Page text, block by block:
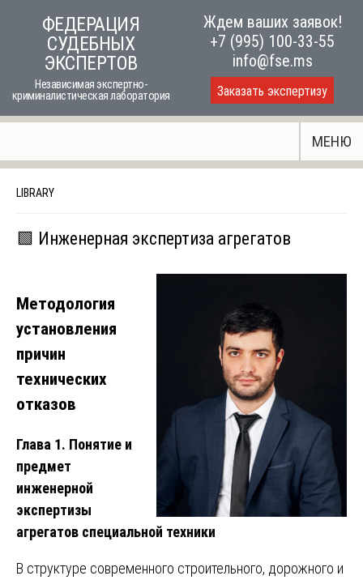
ФЕДЕРАЦИЯ
СУДЕБНЫХ
ЭКСПЕРТОВ
Независимая экспертно-
криминалистическая лаборатория
Ждем ваших заявок!
+7 (995) 100-33-55
info@fse.ms
Заказать экспертизу
МЕНЮ
LIBRARY
🟩 Инженерная экспертиза агрегатов
Методология
установления
причин
технических
отказов
Глава 1. Понятие и
предмет
инженерной
экспертизы
агрегатов специальной техники
В структуре современного строительного, дорожного и